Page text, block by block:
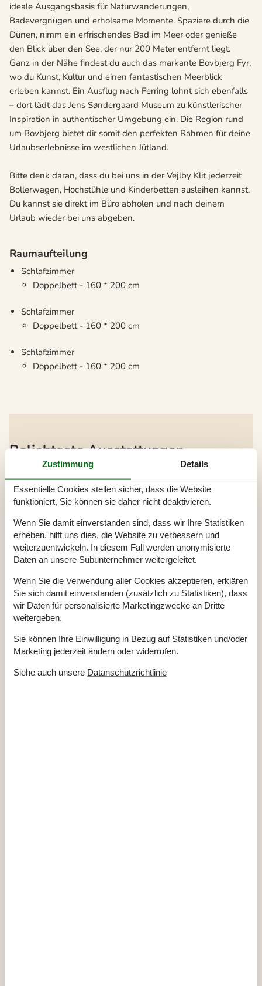
ideale Ausgangsbasis für Naturwanderungen,
Badevergnügen und erholsame Momente. Spaziere durch die
Dünen, nimm ein erfrischendes Bad im Meer oder genieße
den Blick über den See, der nur 200 Meter entfernt liegt.
Ganz in der Nähe findest du auch das markante Bovbjerg Fyr,
wo du Kunst, Kultur und einen fantastischen Meerblick
erleben kannst. Ein Ausflug nach Ferring lohnt sich ebenfalls
– dort lädt das Jens Søndergaard Museum zu künstlerischer
Inspiration in authentischer Umgebung ein. Die Region rund
um Bovbjerg bietet dir somit den perfekten Rahmen für deine
Urlaubserlebnisse im westlichen Jütland.
Bitte denk daran, dass du bei uns in der Vejlby Klit jederzeit
Bollerwagen, Hochstühle und Kinderbetten ausleihen kannst.
Du kannst sie direkt im Büro abholen und nach deinem
Urlaub wieder bei uns abgeben.
Raumaufteilung
Schlafzimmer
Doppelbett - 160 * 200 cm
Schlafzimmer
Doppelbett - 160 * 200 cm
Schlafzimmer
Doppelbett - 160 * 200 cm
Beliebteste Ausstattungen
Schlafzimmer 3
Badezimmer 1
Wohnfläche 76 m²
Grundstück 859 m²
Haustiere Nicht erlaubt
Kurzurlaub möglich
Nein
Entfernung Wasser
150 m
Einkaufen 7 km
Satelliten-/Kabel TV Ja
Kaminofen Ja
Gute Angelmöglichkeiten Ja
Waschmaschine
Geschirrspüler Ja
Nichtraucher Ja
Zustimmung Details
Essentielle Cookies stellen sicher, dass die Website
funktioniert, Sie können sie daher nicht deaktivieren.
Wenn Sie damit einverstanden sind, dass wir Ihre Statistiken
erheben, hilft uns dies, die Website zu verbessern und
weiterzuentwickeln. In diesem Fall werden anonymisierte
Daten an unsere Subunternehmer weitergeleitet.
Wenn Sie die Verwendung aller Cookies akzeptieren, erklären
Sie sich damit einverstanden (zusätzlich zu Statistiken), dass
wir Daten für personalisierte Marketingzwecke an Dritte
weitergeben.
Sie können Ihre Einwilligung in Bezug auf Statistiken und/oder
Marketing jederzeit ändern oder widerrufen.
Siehe auch unsere Datanschutzrichtlinie